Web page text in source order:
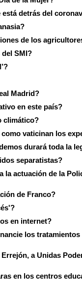
está detrás del
de los
del SMI?
Madrid?
en este país?
climático?
vaticinan los
durará toda la
separatistas?
la actuación de la
de Franco?
en internet?
los tratamientos
a Unidas
en los centros